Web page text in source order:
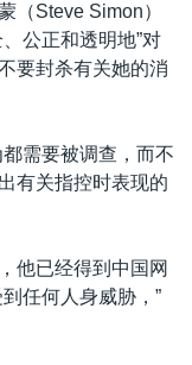
（Steve Simon）
公正和透明地”对
要封杀有关她的消
需要被调查，而不
有关指控时表现的
他已经得到中国网
任何人身威胁，”